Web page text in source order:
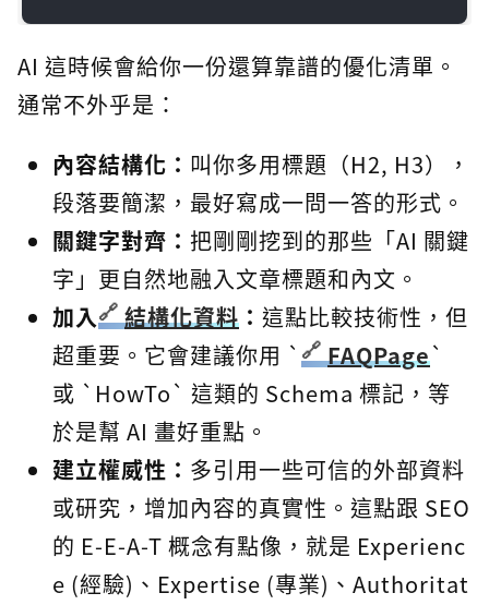
AI 這時候會給你一份還算靠譜的優化清單。
通常不外乎是：
內容結構化： 叫你多用標題（H2, H3），
段落要簡潔，最好寫成一問一答的形式。
關鍵字對齊： 把剛剛挖到的那些「AI 關鍵
字」更自然地融入文章標題和內文。
加入
結構化資料 ： 這點比較技術性，但
超重要。它會建議你用 `
FAQPage`
或 `HowTo` 這類的 Schema 標記，等
於是幫 AI 畫好重點。
建立權威性： 多引用一些可信的外部資料
或研究，增加內容的真實性。這點跟 SEO
的 E-E-A-T 概念有點像，就是 Experienc
e (經驗)、Expertise (專業)、Authoritat